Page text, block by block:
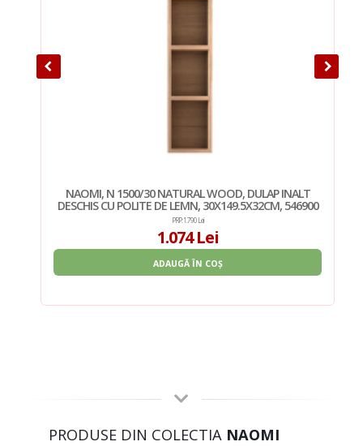
NAOMI, N 1500/30 NATURAL WOOD, DULAP INALT
DESCHIS CU POLITE DE LEMN, 30X149.5X32CM, 546900
PRP: 1.790 Lei
1.074 Lei
ADAUGĂ ÎN COȘ
PRODUSE DIN COLECTIA NAOMI